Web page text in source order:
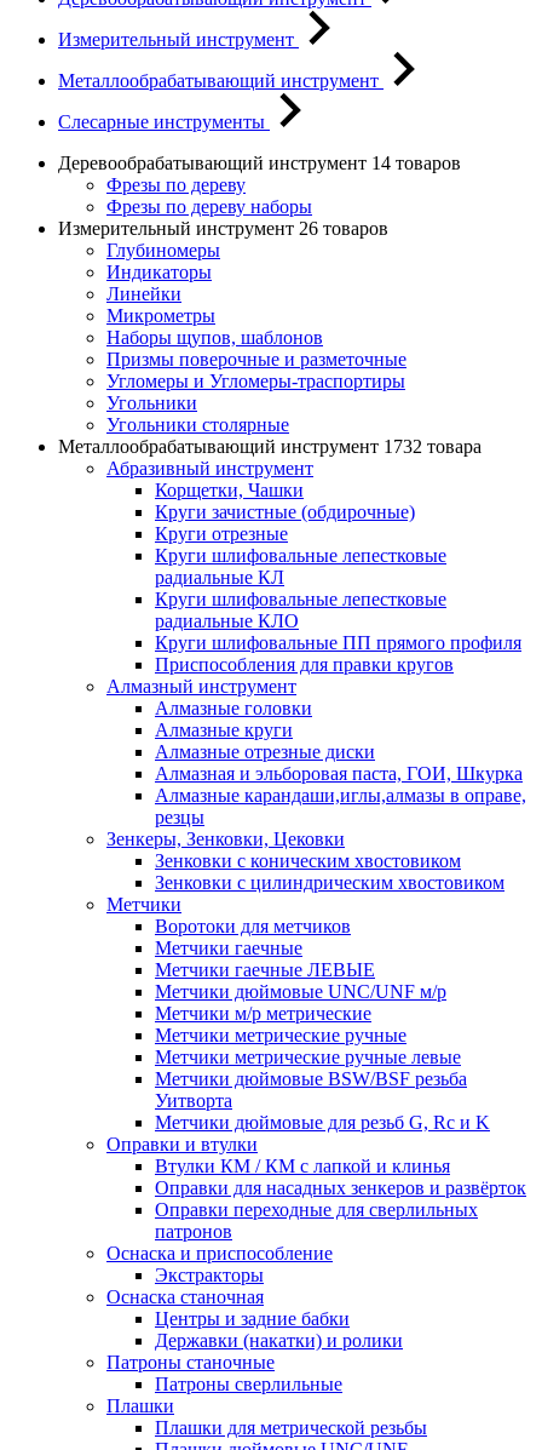
Измерительный инструмент
Металлообрабатывающий инструмент
Слесарные инструменты
Деревообрабатывающий инструмент 14 товаров
Фрезы по дереву
Фрезы по дереву наборы
Измерительный инструмент 26 товаров
Глубиномеры
Индикаторы
Линейки
Микрометры
Наборы щупов, шаблонов
Призмы поверочные и разметочные
Угломеры и Угломеры-траспортиры
Угольники
Угольники столярные
Металлообрабатывающий инструмент 1732 товара
Абразивный инструмент
Корщетки, Чашки
Круги зачистные (обдирочные)
Круги отрезные
Круги шлифовальные лепестковые
радиальные КЛ
Круги шлифовальные лепестковые
радиальные КЛО
Круги шлифовальные ПП прямого профиля
Приспособления для правки кругов
Алмазный инструмент
Алмазные головки
Алмазные круги
Алмазные отрезные диски
Алмазная и эльборовая паста, ГОИ, Шкурка
Алмазные карандаши,иглы,алмазы в оправе,
резцы
Зенкеры, Зенковки, Цековки
Зенковки с коническим хвостовиком
Зенковки с цилиндрическим хвостовиком
Метчики
Воротоки для метчиков
Метчики гаечные
Метчики гаечные ЛЕВЫЕ
Метчики дюймовые UNC/UNF м/р
Метчики м/р метрические
Метчики метрические ручные
Метчики метрические ручные левые
Метчики дюймовые BSW/BSF резьба
Уитворта
Метчики дюймовые для резьб G, Rc и K
Оправки и втулки
Втулки КМ / КМ с лапкой и клинья
Оправки для насадных зенкеров и развёрток
Оправки переходные для сверлильных
патронов
Оснаска и приспособление
Экстракторы
Оснаска станочная
Центры и задние бабки
Державки (накатки) и ролики
Патроны станочные
Патроны сверлильные
Плашки
Плашки для метрической резьбы